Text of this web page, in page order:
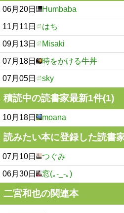
06月20日 Humbaba
11月11日 はち
09月13日 Misaki
07月18日 時をかける牛丼
07月05日 sky
積読中の読書家最新1件(1)
10月18日 moana
読みたい本に登録した読書
07月10日 つぐみ
06月30日 窓(｡-_-｡)
二宮和也の関連本